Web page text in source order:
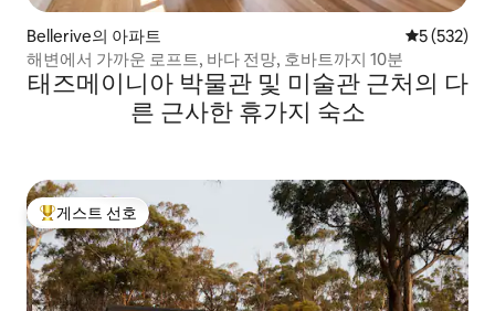
Bellerive의 아파트 평점 5점(5
5 (532)
해변에서 가까운 로프트, 바다 전망, 호바트까지 10분
태즈메이니아 박물관 및 미술관 근처의 다
른 근사한 휴가지 숙소
상위 게스트 선호
게스트 선호